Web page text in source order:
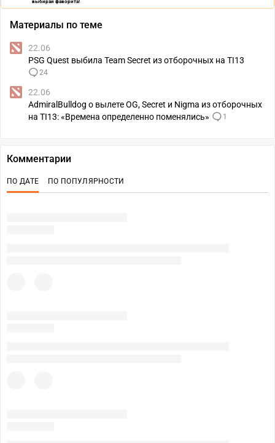
выбирай фаворита!
Материалы по теме
22.06
PSG Quest выбила Team Secret из отборочных на TI13
24
22.06
AdmiralBulldog о вылете OG, Secret и Nigma из отборочных
на TI13: «Времена определенно поменялись»
1
Комментарии
ПО ДАТЕ ПО ПОПУЛЯРНОСТИ